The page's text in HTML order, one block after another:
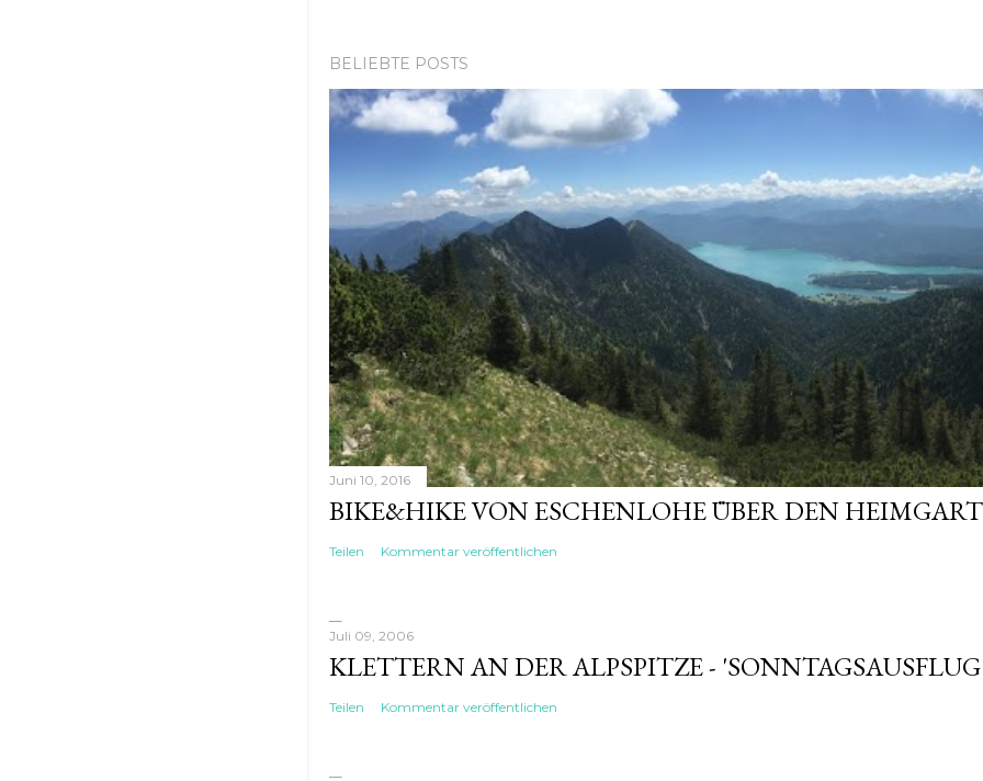
BELIEBTE POSTS
Juni 10, 2016
BIKE&HIKE VON ESCHENLOHE ÜBER DEN
Teilen Kommentar veröffentlichen
Juli 09, 2006
KLETTERN AN DER ALPSPITZE -
Teilen Kommentar veröffentlichen